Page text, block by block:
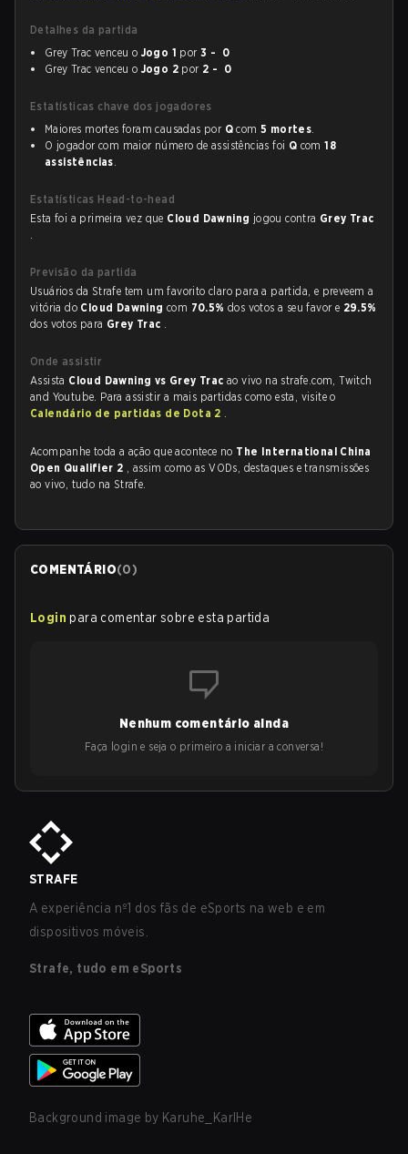
Detalhes da partida
Grey Trac venceu o Jogo 1 por3 - 0
Grey Trac venceu o Jogo 2 por 2 - 0
Estatísticas chave dos jogadores
Maiores mortes foram causadas por Q com5 mortes.
O jogador com maior número de assistências foi Q com18
assistências.
Estatísticas Head-to-head
Esta foi a primeira vez que Cloud Dawning jogou contra Grey Trac
.
Previsão da partida
Usuários da Strafe tem um favorito claro para a partida, e preveem a
vitória do Cloud Dawningcom 70.5%dos votos a seu favor e 29.5%
dos votos para Grey Trac .
Onde assistir
Assista Cloud Dawning vs Grey Tracao vivo na strafe.com, Twitch
and Youtube. Para assistir a mais partidas como esta, visite o
Calendário de partidas de Dota 2 .
Acompanhe toda a ação que acontece no The International China
Open Qualifier 2 , assim como as VODs, destaques e transmissões
ao vivo, tudo na Strafe.
COMENTÁRIO(0)
Login para comentar sobre esta partida
Nenhum comentário ainda
Faça login e seja o primeiro a iniciar a conversa!
STRAFE
A experiência nº1 dos fãs de eSports na web e em
dispositivos móveis.
Strafe, tudo em eSports
Background image by Karuhe_KarlHe